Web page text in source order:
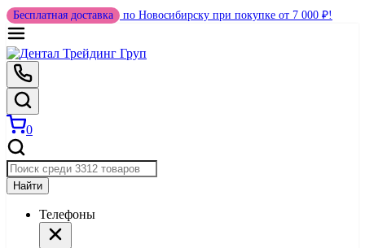
Бесплатная доставка по Новосибирску при покупке от 7 000 ₽!
0
Найти
Телефоны